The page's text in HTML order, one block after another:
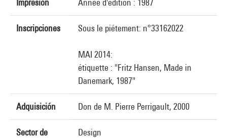
Impresión Année d'édition : 1987
Inscripciones Sous le piétement: n°33162022
MAI 2014:
étiquette : "Fritz Hansen, Made in
Danemark, 1987"
Adquisición Don de M. Pierre Perrigault, 2000
Sector de
Design